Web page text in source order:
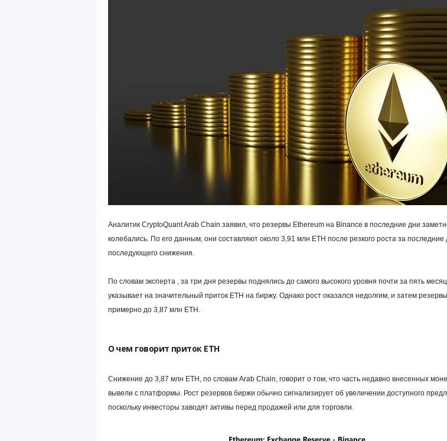
Аналитик CryptoQuant Arab Chain заявил, что резервы Ethereum на Binance в последние дни
колебались. По его данным, они составляют около 3,91 млн ETH после резкого роста за последние
последующего снижения.
По словам эксперта , за три дня резервы поднялись до самого высокого уровня почти за пять
указывает на значительный приток ETH на биржу. Однако рост оказался недолгим, и затем
примерно до 3,87 млн ETH.
О чем говорит приток ETH
Снижение до 3,87 млн ETH, по словам Arab Chain, говорит о том, что часть недавно внесенных
вывели с платформы. Рост резервов биржи обычно сигнализирует об увеличении доступного
поскольку инвесторы заводят активы перед продажей или для торговли.